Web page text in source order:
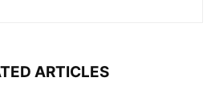
ARTICLES